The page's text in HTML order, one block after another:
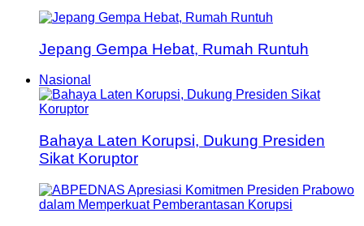
Jepang Gempa Hebat, Rumah Runtuh
Nasional
Bahaya Laten Korupsi, Dukung Presiden
Sikat Koruptor